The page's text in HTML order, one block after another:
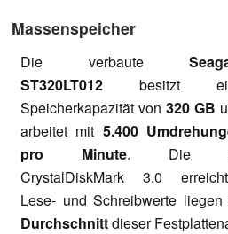
Massenspeicher
Die verbaute
ST320LT012 besitzt
Speicherkapazität von 320 GB
arbeitet mit 5.400
pro Minute. Die
CrystalDiskMark 3.0
Lese- und Schreibwerte liegen
Durchschnittdieser